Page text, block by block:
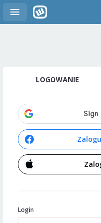
LOGOWANIE
Login